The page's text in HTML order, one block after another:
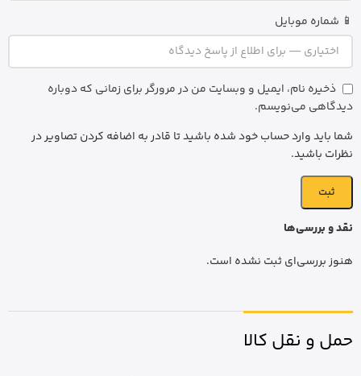
نقد و بررسی‌ها
هنوز بررسی‌ای ثبت نشده است.
📱 شماره موبایل
ذخیره نام، ایمیل و وبسایت من در مرورگر برای زمانی که دوباره
دیدگاهی می‌نویسم.
شما باید وارد حساب خود شده باشید تا قادر به اضافه کردن تصاویر در
نظرات باشید.
حمل و نقل کالا